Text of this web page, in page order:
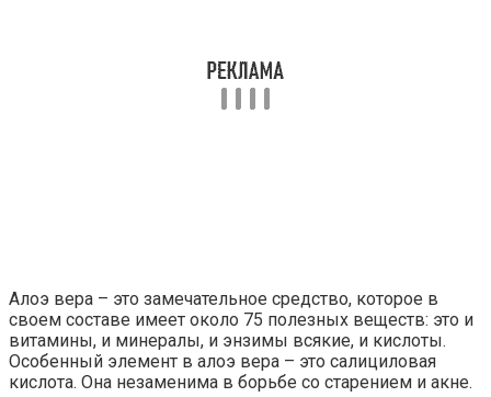
Алоэ вера – это замечательное средство, которое в
своем составе имеет около 75 полезных веществ: это и
витамины, и минералы, и энзимы всякие, и кислоты.
Особенный элемент в алоэ вера – это салициловая
кислота. Она незаменима в борьбе со старением и акне.